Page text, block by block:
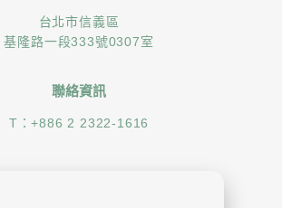
台北市信義區
基隆路一段333號0307室
聯絡資訊
T：+886 2 2322-1616